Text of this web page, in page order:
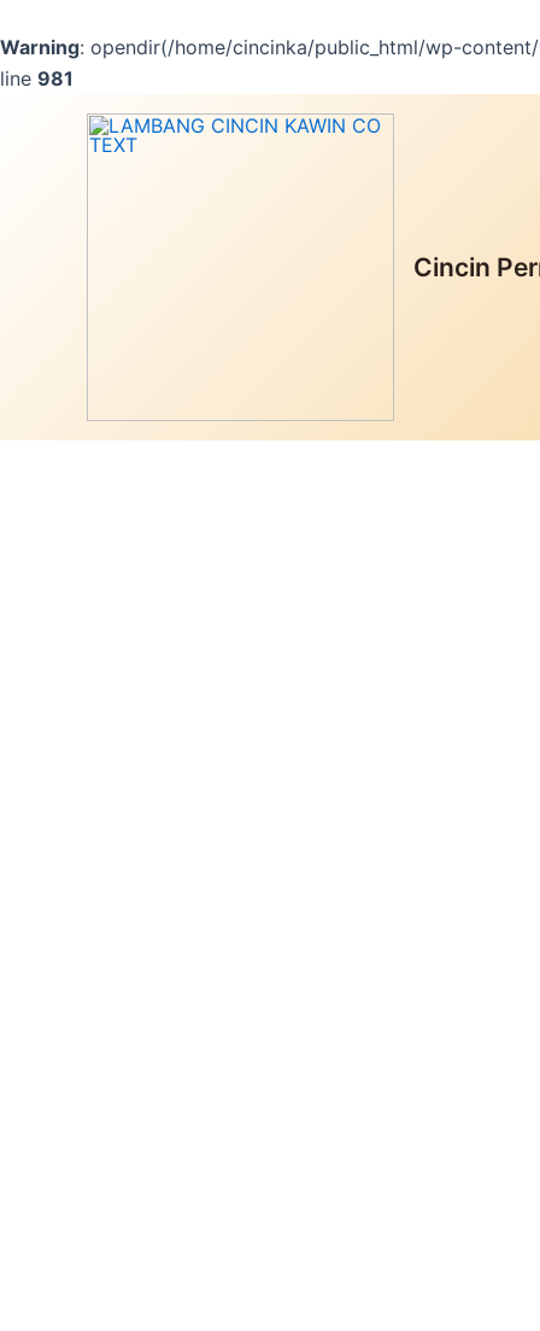
Warning: opendir(/home/cincinka/public_html/wp-
line 981
ke
konten
Cincin
Diskon!